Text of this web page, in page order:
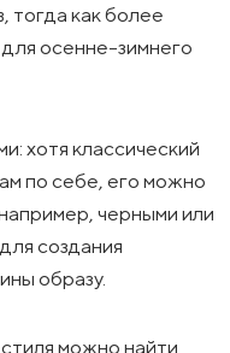
тогда как более
осенне-зимнего
хотя классический
по себе, его можно
черными или
создания
образу.
можно найти